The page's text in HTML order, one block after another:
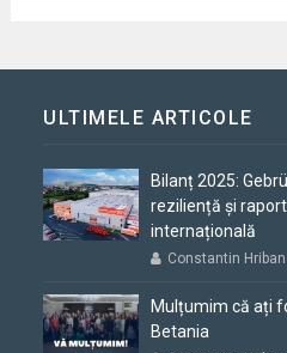
ULTIMELE ARTICOLE
Bilanț 2025:
reziliență și
internațională
Constantin Hriban
Mulțumim că ați
Betania